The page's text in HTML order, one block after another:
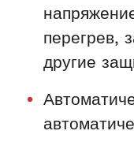
перегрев,
другие